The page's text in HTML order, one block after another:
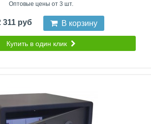
Оптовые цены от 3 шт.
311 руб В корзину
Купить в один клик